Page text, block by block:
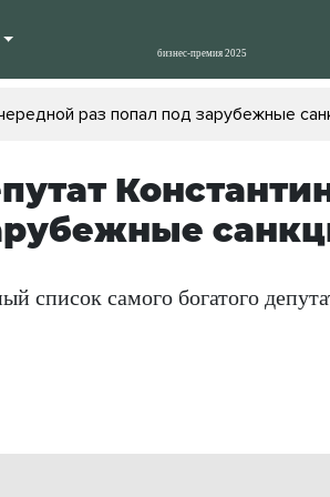
раз попал под зарубежные
самого богатого